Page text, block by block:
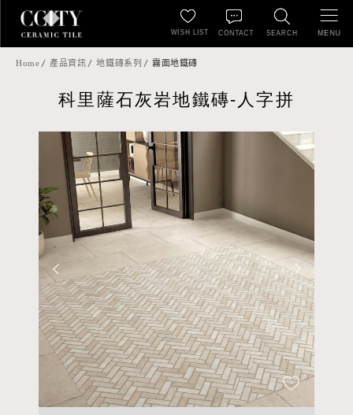
SEARCH
WISH LIST CONTACT MENU
Home 產品資訊 地鐵磚系列 霧面地鐵磚
科里薩石灰岩地鐵磚-人字拼